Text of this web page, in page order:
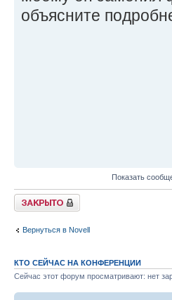
объясните
Показать
Закрыто
Вернуться в Novell
КТО СЕЙЧАС НА КОНФЕРЕНЦИИ
Сейчас этот форум просматривают: нет